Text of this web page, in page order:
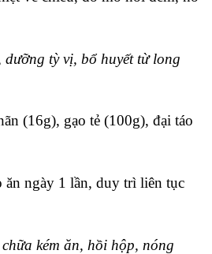
tỳ vị, bổ huyết từ long
(16g), gạo tẻ (100g), đại táo
ăn ngày 1 lần, duy trì liên tục
kém ăn, hồi hộp, nóng